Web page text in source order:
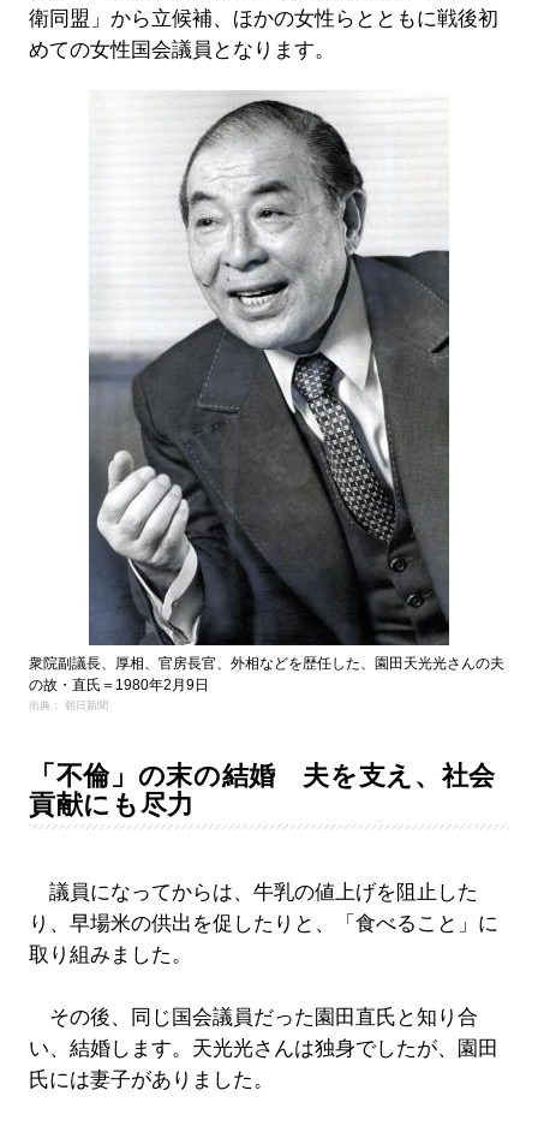
衛同盟」から立候補、ほかの女性らとともに戦後初
めての女性国会議員となります。
衆院副議長、厚相、官房長官、外相などを歴任した、園田天光光さんの夫
の故・直氏＝1980年2月9日
出典： 朝日新聞
「不倫」の末の結婚 夫を支え、社会
貢献にも尽力
議員になってからは、牛乳の値上げを阻止した
り、早場米の供出を促したりと、「食べること」に
取り組みました。
その後、同じ国会議員だった園田直氏と知り合
い、結婚します。天光光さんは独身でしたが、園田
氏には妻子がありました。